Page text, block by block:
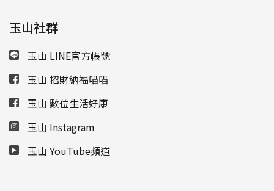
玉山社群
玉山 LINE官方帳號
玉山 招財納福喵喵
玉山 數位生活好康
玉山 Instagram
玉山 YouTube頻道